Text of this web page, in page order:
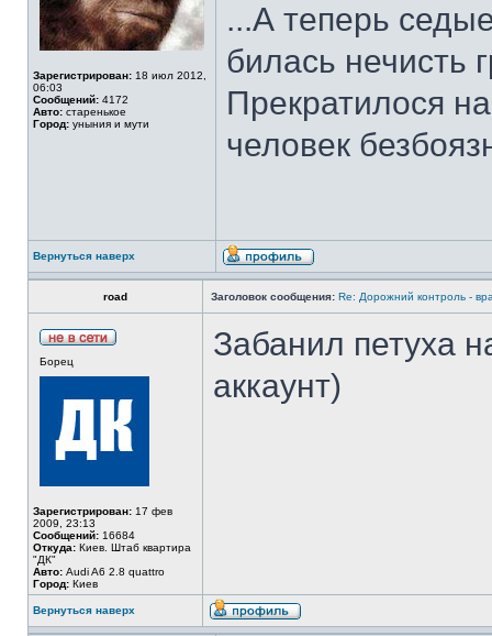
Зарегистрирован: 18 июл 2012,
06:03
Сообщений: 4172
Авто: старенькое
Город: уныния и мути
...А теперь
билась нечисть
Прекратилося
человек
Вернуться наверх
road Заголовок сообщения: Re: Дорожний контроль -
Борец
Зарегистрирован: 17 фев
2009, 23:13
Сообщений: 16684
Откуда: Киев. Штаб квартира
"ДК"
Авто: Audi A6 2.8 quattro
Город: Киев
Забанил петуха
аккаунт)
Вернуться наверх